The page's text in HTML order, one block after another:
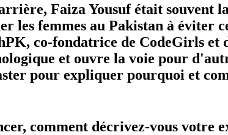
Faiza Yousuf était souvent
les femmes au Pakistan à éviter
co-fondatrice de CodeGirls
et ouvre la voie pour
pour expliquer pourquoi et
comment décrivez-vous votre